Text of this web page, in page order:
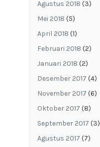
Agustus 2018 (3)
Mei 2018 (5)
April 2018 (1)
Februari 2018 (2)
Januari 2018 (2)
Desember 2017 (4)
November 2017 (6)
Oktober 2017 (8)
September 2017 (3)
Agustus 2017 (7)